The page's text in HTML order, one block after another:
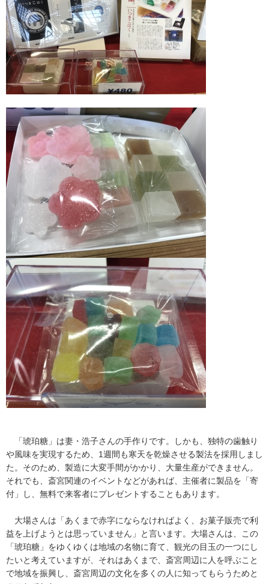
「琥珀糖」は妻・浩子さんの手作りです。しかも、独特の歯触り
や風味を実現するため、1週間も寒天を乾燥させる製法を採用しまし
た。そのため、製造に大変手間がかかり、大量生産ができません。
それでも、斎宮関連のイベントなどがあれば、主催者に製品を「寄
付」し、無料で来客者にプレゼントすることもあります。
大場さんは「あくまで赤字にならなければよく、お菓子販売で利
益を上げようとは思っていません」と言います。大場さんは、この
「琥珀糖」をゆくゆくは地域の名物に育て、観光の目玉の一つにし
たいと考えていますが、それはあくまで、斎宮周辺に人を呼ぶこと
で地域を振興し、斎宮周辺の文化を多くの人に知ってもらうためと